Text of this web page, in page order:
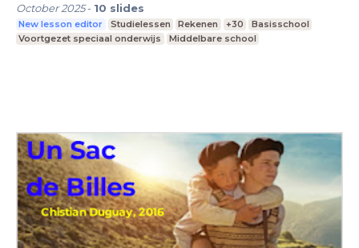
October 2025- 10 slides
New lesson editor Studielessen Rekenen +30
Basisschool
Voortgezet speciaal onderwijs
Middelbare school